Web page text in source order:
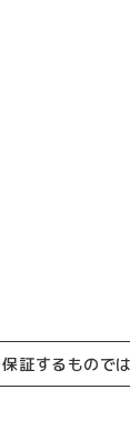
証するものでは